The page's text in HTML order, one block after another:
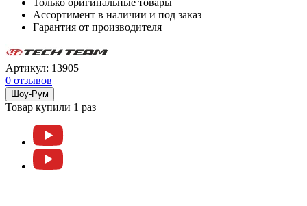
Ассортимент в наличии и под заказ
Гарантия от производителя
Артикул: 13905
0 отзывов
Шоу-Рум
Товар купили 1 раз